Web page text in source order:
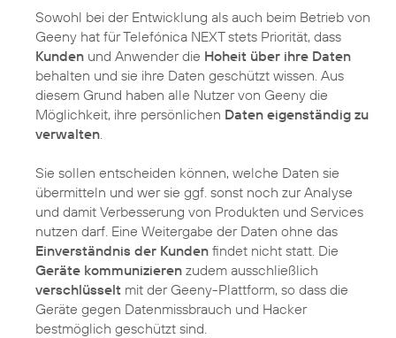
Sowohl bei der Entwicklung als auch beim Betrieb von
Geeny hat für Telefónica NEXT stets Priorität, dass
Kunden und Anwender die Hoheit über ihre Daten
behalten und sie ihre Daten geschützt wissen. Aus
diesem Grund haben alle Nutzer von Geeny die
Möglichkeit, ihre persönlichen Daten eigenständig zu
verwalten
Sie sollen entscheiden können, welche Daten sie
übermitteln und wer sie ggf. sonst noch zur Analyse
und damit Verbesserung von Produkten und Services
nutzen darf. Eine Weitergabe der Daten ohne das
Einverständnis der Kunden findet nicht statt. Die
Geräte kommunizieren zudem ausschließlich
verschlüsselt mit der Geeny-Plattform, so dass die
Geräte gegen Datenmissbrauch und Hacker
bestmöglich geschützt sind.